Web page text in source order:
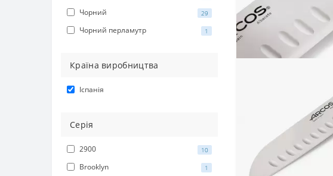
Чорний 29
Чорний перламутр 1
Країна виробництва
Іспанія
Серія
2900 10
Brooklyn 1